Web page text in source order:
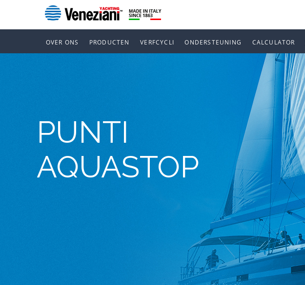
OVER ONS PRODUCTEN VERFCYCLI ONDERSTEUNING CALCULATOR
PUNTI
AQUASTOP